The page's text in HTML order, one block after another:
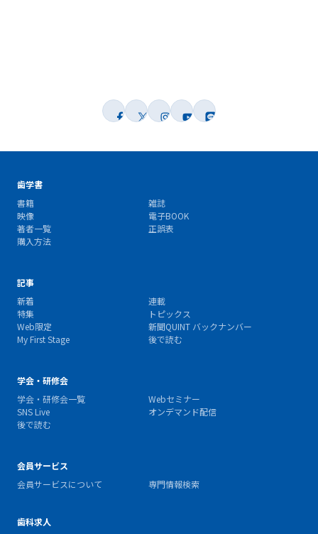
歯学書
書籍
雑誌
映像
電子BOOK
著者一覧
正誤表
購入方法
記事
新着
連載
特集
トピックス
Web限定
新聞QUINT バックナンバー
My First Stage
後で読む
学会・研修会
学会・研修会一覧
Webセミナー
SNS Live
オンデマンド配信
後で読む
会員サービス
会員サービスについて
専門情報検索
歯科求人